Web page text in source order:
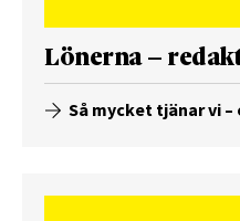
Lönerna –
Så mycket tjänar vi